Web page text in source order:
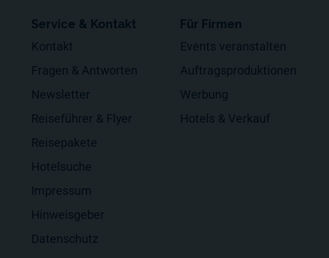
Service & Kontakt
Kontakt
Fragen & Antworten
Newsletter
Reiseführer & Flyer
Reisepakete
Hotelsuche
Impressum
Hinweisgeber
Datenschutz
Für Firmen
Events veranstalten
Auftragsproduktionen
Werbung
Hotels & Verkauf